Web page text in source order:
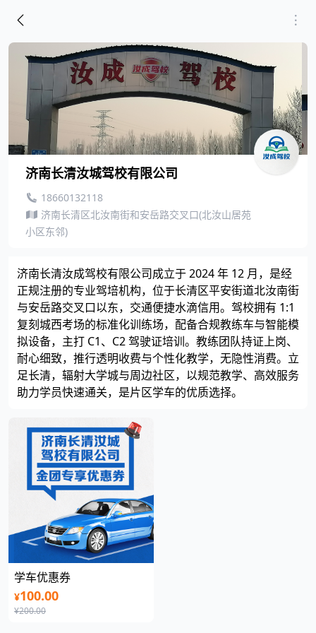
济南长清汝城驾校有限公司
18660132118
济南长清区北汝南街和安岳路交叉口(北汝山居苑
小区东邻)
济南长清汝成驾校有限公司成立于 2024 年 12 月，是经
正规注册的专业驾培机构，位于长清区平安街道北汝南街
与安岳路交叉口以东，交通便捷水滴信用。驾校拥有 1:1
复刻城西考场的标准化训练场，配备合规教练车与智能模
拟设备，主打 C1、C2 驾驶证培训。教练团队持证上岗、
耐心细致，推行透明收费与个性化教学，无隐性消费。立
足长清，辐射大学城与周边社区，以规范教学、高效服务
助力学员快速通关，是片区学车的优质选择。
学车优惠券
¥100.00
¥200.00